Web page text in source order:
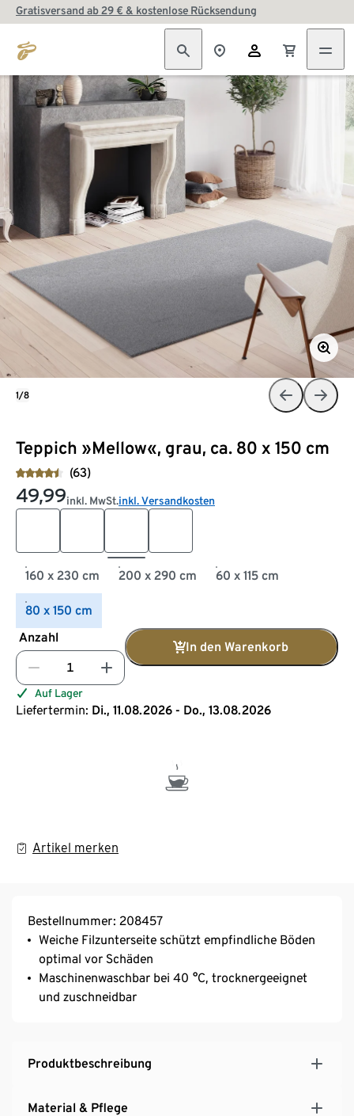
Gratisversand ab 29 € & kostenlose Rücksendung
Teppich »Mellow«, grau, ca. 80 x 150 cm
(63)
49,99inkl. MwSt.inkl. Versandkosten
160 x 230 cm 200 x 290 cm 60 x 115 cm
80 x 150 cm
Anzahl
In den Warenkorb
Auf Lager
Liefertermin: Di., 11.08.2026 - Do., 13.08.2026
Artikel merken
1/8
Bestellnummer: 208457
Weiche Filzunterseite schützt empfindliche Böden
optimal vor Schäden
Maschinenwaschbar bei 40 °C, trocknergeeignet
und zuschneidbar
Produktbeschreibung
Material & Pflege